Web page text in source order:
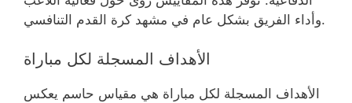
وأداء الفريق بشكل عام في مشهد كرة القدم التنافسي.
الأهداف المسجلة لكل مباراة
الأهداف المسجلة لكل مباراة هي مقياس حاسم يعكس